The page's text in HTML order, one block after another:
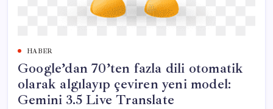
HABER
Google’dan 70’ten fazla dili otomatik
olarak algılayıp çeviren yeni model:
Gemini 3.5 Live Translate